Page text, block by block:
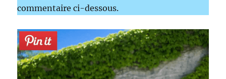
commentaire ci-dessous.